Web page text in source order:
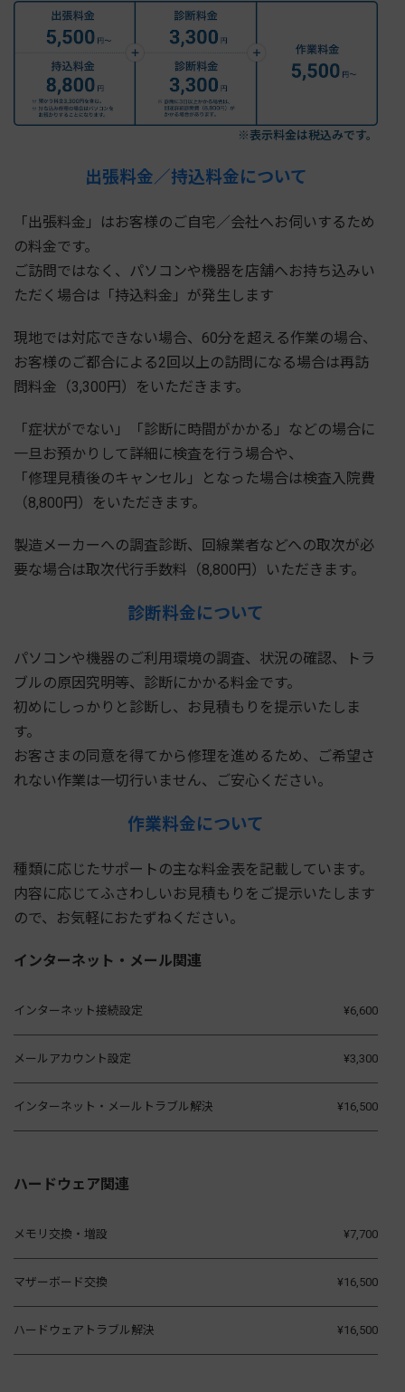
※表示料金は税込みです。
出張料金／持込料金について
「出張料金」はお客様のご自宅／会社へお伺いするため
の料金です。
ご訪問ではなく、パソコンや機器を店舗へお持ち込みい
ただく場合は「持込料金」が発生します
現地では対応できない場合、60分を超える作業の場合、
お客様のご都合による2回以上の訪問になる場合は再訪
問料金（3,300円）をいただきます。
「症状がでない」「診断に時間がかかる」などの場合に
一旦お預かりして詳細に検査を行う場合や、
「修理見積後のキャンセル」となった場合は検査入院費
（8,800円）をいただきます。
製造メーカーへの調査診断、回線業者などへの取次が必
要な場合は取次代行手数料（8,800円）いただきます。
診断料金について
パソコンや機器のご利用環境の調査、状況の確認、トラ
ブルの原因究明等、診断にかかる料金です。
初めにしっかりと診断し、お見積もりを提示いたしま
す。
お客さまの同意を得てから修理を進めるため、ご希望さ
れない作業は一切行いません、ご安心ください。
作業料金について
種類に応じたサポートの主な料金表を記載しています。
内容に応じてふさわしいお見積もりをご提示いたします
ので、お気軽におたずねください。
インターネット・メール関連
インターネット接続設定 ¥6,600
メールアカウント設定 ¥3,300
インターネット・メールトラブル解決 ¥16,500
ハードウェア関連
メモリ交換・増設 ¥7,700
マザーボード交換 ¥16,500
ハードウェアトラブル解決 ¥16,500